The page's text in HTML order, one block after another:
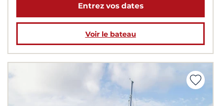
Entrez vos dates
Voir le bateau